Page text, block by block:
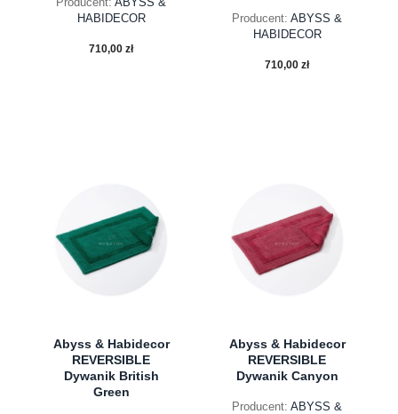
HABIDECOR
710,00 zł
Producent: ABYSS &
HABIDECOR
710,00 zł
Abyss & Habidecor
REVERSIBLE
Dywanik British
Green
Abyss & Habidecor
REVERSIBLE
Dywanik Canyon
Producent: ABYSS &